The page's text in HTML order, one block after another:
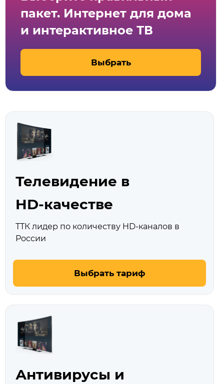
пакет. Интернет для дома
и интерактивное ТВ
Выбрать
Телевидение в
HD‑качестве
ТТК лидер по количеству HD‑каналов в
России
Выбрать тариф
Антивирусы и